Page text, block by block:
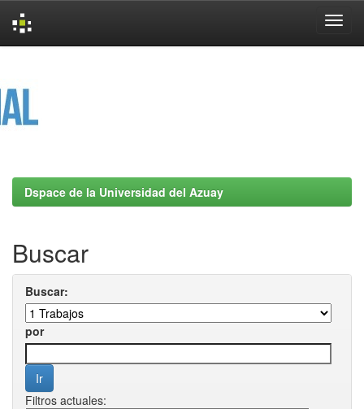
Dspace de la Universidad del Azuay
Buscar
Buscar:
por
Filtros actuales: